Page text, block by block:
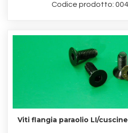
Codice prodotto:
Viti flangia paraolio LI/